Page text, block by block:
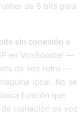
de 8 bits para
sin conexión a
en VoxBooster —
de voz retro —
local. No se
función que
clonación de voz